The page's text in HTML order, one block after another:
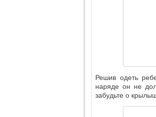
Решив одеть
наряде он не
забудьте о